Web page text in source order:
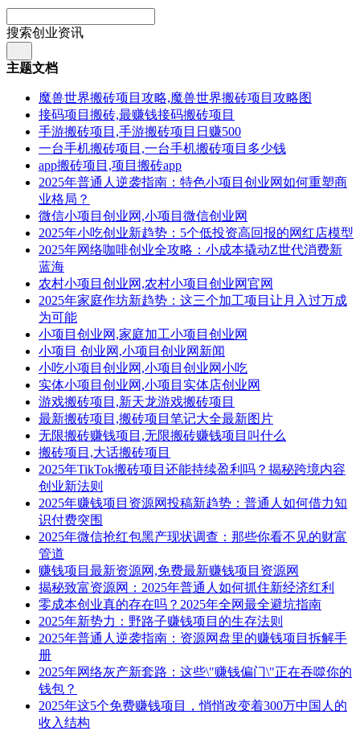
搜索创业资讯
主题文档
魔兽世界搬砖项目攻略,魔兽世界搬砖项目攻略图
接码项目搬砖,最赚钱接码搬砖项目
手游搬砖项目,手游搬砖项目日赚500
一台手机搬砖项目,一台手机搬砖项目多少钱
app搬砖项目,项目搬砖app
2025年普通人逆袭指南：特色小项目创业网如何重塑商
业格局？
微信小项目创业网,小项目微信创业网
2025年小吃创业新趋势：5个低投资高回报的网红店模型
2025年网络咖啡创业全攻略：小成本撬动Z世代消费新
蓝海
农村小项目创业网,农村小项目创业网官网
2025年家庭作坊新趋势：这三个加工项目让月入过万成
为可能
小项目创业网,家庭加工小项目创业网
小项目 创业网,小项目创业网新闻
小吃小项目创业网,小项目创业网小吃
实体小项目创业网,小项目实体店创业网
游戏搬砖项目,新天龙游戏搬砖项目
最新搬砖项目,搬砖项目笔记大全最新图片
无限搬砖赚钱项目,无限搬砖赚钱项目叫什么
搬砖项目,大话搬砖项目
2025年TikTok搬砖项目还能持续盈利吗？揭秘跨境内容
创业新法则
2025年赚钱项目资源网投稿新趋势：普通人如何借力知
识付费突围
2025年微信抢红包黑产现状调查：那些你看不见的财富
管道
赚钱项目最新资源网,免费最新赚钱项目资源网
揭秘致富资源网：2025年普通人如何抓住新经济红利
零成本创业真的存在吗？2025年全网最全避坑指南
2025年新势力：野路子赚钱项目的生存法则
2025年普通人逆袭指南：资源网盘里的赚钱项目拆解手
册
2025年网络灰产新套路：这些\"赚钱偏门\"正在吞噬你的
钱包？
2025年这5个免费赚钱项目，悄悄改变着300万中国人的
收入结构